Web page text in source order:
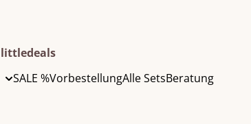
littledeals
SALE %VorbestellungAlle SetsBeratung